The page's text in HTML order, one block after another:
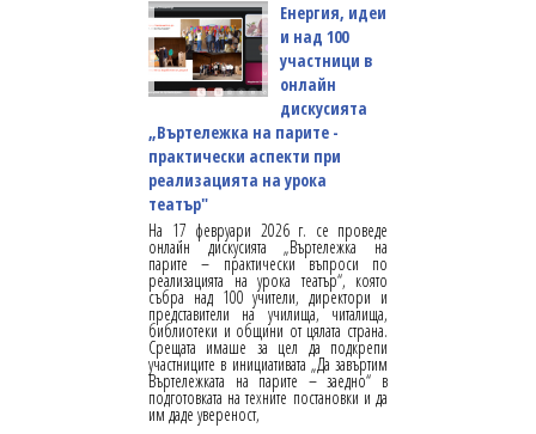
Енергия, идеи
и над 100
участници в
онлайн
дискусията
„Въртележка на парите -
практически аспекти при
реализацията на урока
театър"
На 17 февруари 2026 г. се проведе
онлайн дискусията „Въртележка на
парите – практически въпроси по
реализацията на урока театър“, която
събра над 100 учители, директори и
представители на училища, читалища,
библиотеки и общини от цялата страна.
Срещата имаше за цел да подкрепи
участниците в инициативата „Да завъртим
Въртележката на парите – заедно“ в
подготовката на техните постановки и да
им даде увереност,